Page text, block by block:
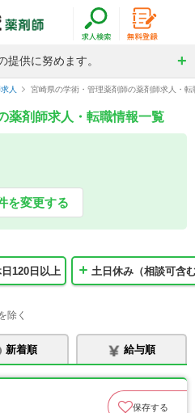
提供に努めます。
人 宮崎県の学術・管理薬剤師の薬剤師求人・転
薬剤師求人・転職情報一覧
を変更する
120日以上 土日休み（相談可含
除く
新着順 給与順
保存する